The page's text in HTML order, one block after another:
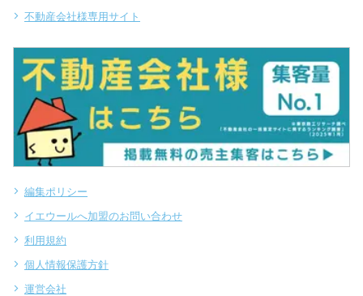
不動産会社様専用サイト
編集ポリシー
イエウールへ加盟のお問い合わせ
利用規約
個人情報保護方針
運営会社